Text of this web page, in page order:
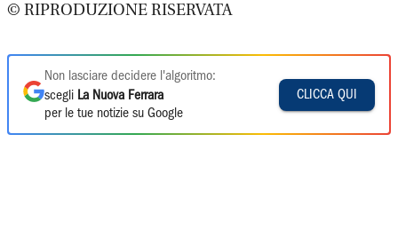
© RIPRODUZIONE RISERVATA
Non lasciare decidere l'algoritmo:
scegli La Nuova Ferrara
per le tue notizie su Google
CLICCA QUI